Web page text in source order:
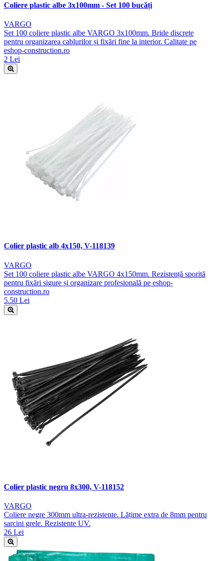
Coliere plastic albe 3x100mm - Set 100 bucăți
VARGO
Set 100 coliere plastic albe VARGO 3x100mm. Bride discrete
pentru organizarea cablurilor și fixări fine la interior. Calitate pe
eshop-construction.ro
2 Lei
Colier plastic alb 4x150, V-118139
VARGO
Set 100 coliere plastic albe VARGO 4x150mm. Rezistență sporită
pentru fixări sigure și organizare profesională pe eshop-
construction.ro
5.50 Lei
Colier plastic negru 8x300, V-118152
VARGO
Coliere negre 300mm ultra-rezistente. Lățime extra de 8mm pentru
sarcini grele. Rezistente UV.
26 Lei